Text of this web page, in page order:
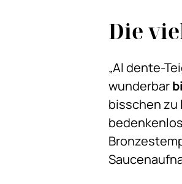
Die
„Al dente-
wunderbar
bisschen zu
bedenkenlos